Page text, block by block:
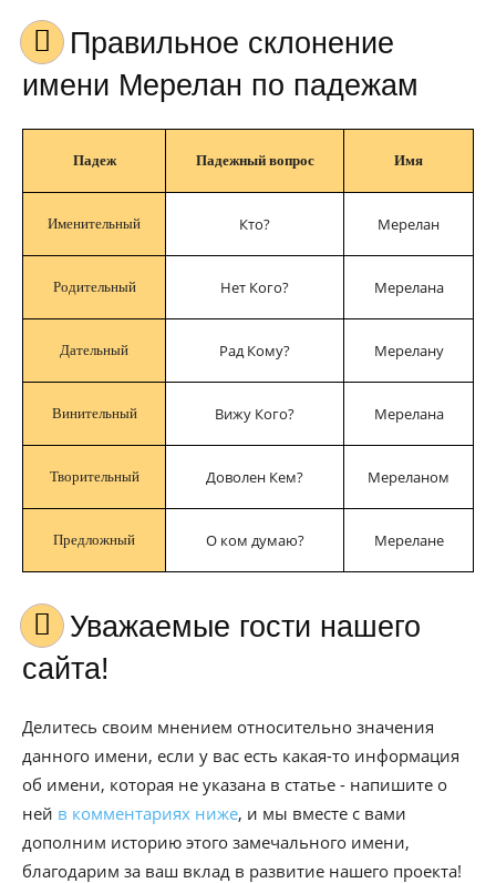
Правильное склонение
имени Мерелан по падежам
Падеж Падежный вопрос Имя
Именительный Кто? Мерелан
Родительный Нет Кого? Мерелана
Дательный Рад Кому? Мерелану
Винительный Вижу Кого? Мерелана
Творительный Доволен Кем? Мереланом
Предложный О ком думаю? Мерелане
Уважаемые гости нашего
сайта!
Делитесь своим мнением относительно значения
данного имени, если у вас есть какая-то информация
об имени, которая не указана в статье - напишите о
ней в комментариях ниже, и мы вместе с вами
дополним историю этого замечального имени,
благодарим за ваш вклад в развитие нашего проекта!